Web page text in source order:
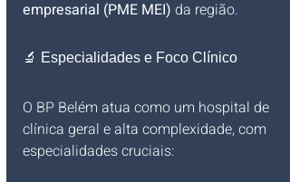
empresarial (PME MEI) da região.
🔬 Especialidades e Foco Clínico
O BP Belém atua como um hospital de
clínica geral e alta complexidade, com
especialidades cruciais: